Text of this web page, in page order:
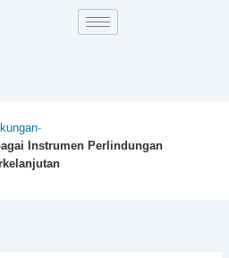
-
Instrumen Perlindungan